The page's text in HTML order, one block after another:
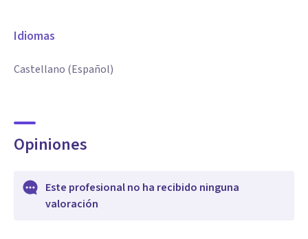
Idiomas
Castellano (Español)
Opiniones
Este profesional no ha recibido ninguna
valoración